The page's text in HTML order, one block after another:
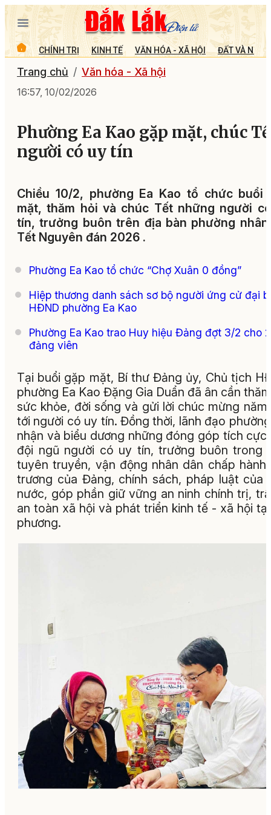
CHÍNH TRỊ KINH TẾ VĂN HÓA - XÃ HỘI ĐẤT VÀ
Trang chủ Văn hóa - Xã hội
16:57, 10/02/2026
Phường Ea Kao gặp mặt, chúc
người có uy tín
Chiều 10/2, phường Ea Kao tổ chức buổi
mặt, thăm hỏi và chúc Tết những người
tín, trưởng buôn trên địa bàn phường
Tết Nguyên đán 2026 .
Phường Ea Kao tổ chức “Chợ Xuân 0 đồng”
Hiệp thương danh sách sơ bộ người ứng cử đại
HĐND phường Ea Kao
Phường Ea Kao trao Huy hiệu Đảng đợt 3/2 cho
đảng viên
Tại buổi gặp mặt, Bí thư Đảng ủy, Chủ tịch
phường Ea Kao Đặng Gia Duẩn đã ân cần
sức khỏe, đời sống và gửi lời chúc mừng năm
tới người có uy tín. Đồng thời, lãnh đạo
nhận và biểu dương những đóng góp tích cực
đội ngũ người có uy tín, trưởng buôn trong
tuyên truyền, vận động nhân dân chấp hành
trương của Đảng, chính sách, pháp luật của
nước, góp phần giữ vững an ninh chính trị,
an toàn xã hội và phát triển kinh tế - xã hội
phương.